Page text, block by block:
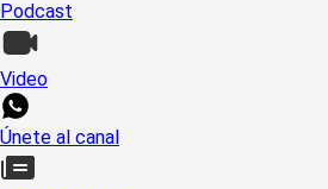
Podcast
Video
Únete al canal